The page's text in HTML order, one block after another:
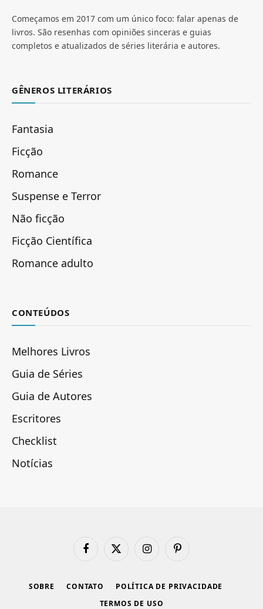
Começamos em 2017 com um único foco: falar apenas de
livros. São resenhas com opiniões sinceras e guias
completos e atualizados de séries literária e autores.
GÊNEROS LITERÁRIOS
Fantasia
Ficção
Romance
Suspense e Terror
Não ficção
Ficção Científica
Romance adulto
CONTEÚDOS
Melhores Livros
Guia de Séries
Guia de Autores
Escritores
Checklist
Notícias
FacebookX
InstagramPinterest
SOBRE CONTATO
POLÍTICA DE PRIVACIDADE
TERMOS DE USO